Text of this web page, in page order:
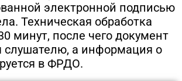
электронной подписью
Техническая обработка
минут, после чего документ
слушателю, а информация о
в ФРДО.